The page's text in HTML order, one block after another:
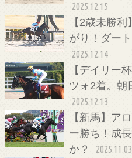
2025.12.15
【2歳未勝
がり！ダー
2025.12.14
【デイリー
ツォ2着。朝
2025.12.13
【新馬】ア
ー勝ち！成
か？
2025.11.03